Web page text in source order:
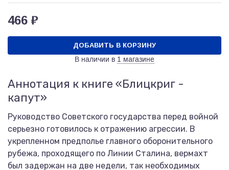
466 ₽
ДОБАВИТЬ В КОРЗИНУ
В наличии в 1 магазине
Аннотация к книге «Блицкриг -
капут»
Руководство Советского государства перед войной
серьезно готовилось к отражению агрессии. В
укрепленном предполье главного оборонительного
рубежа, проходящего по Линии Сталина, вермахт
был задержан на две недели, так необходимых